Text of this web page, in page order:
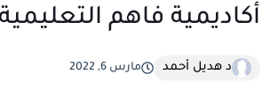
أكاديمية فاهم التعليمية
د هديل أحمد مارس 6, 2022